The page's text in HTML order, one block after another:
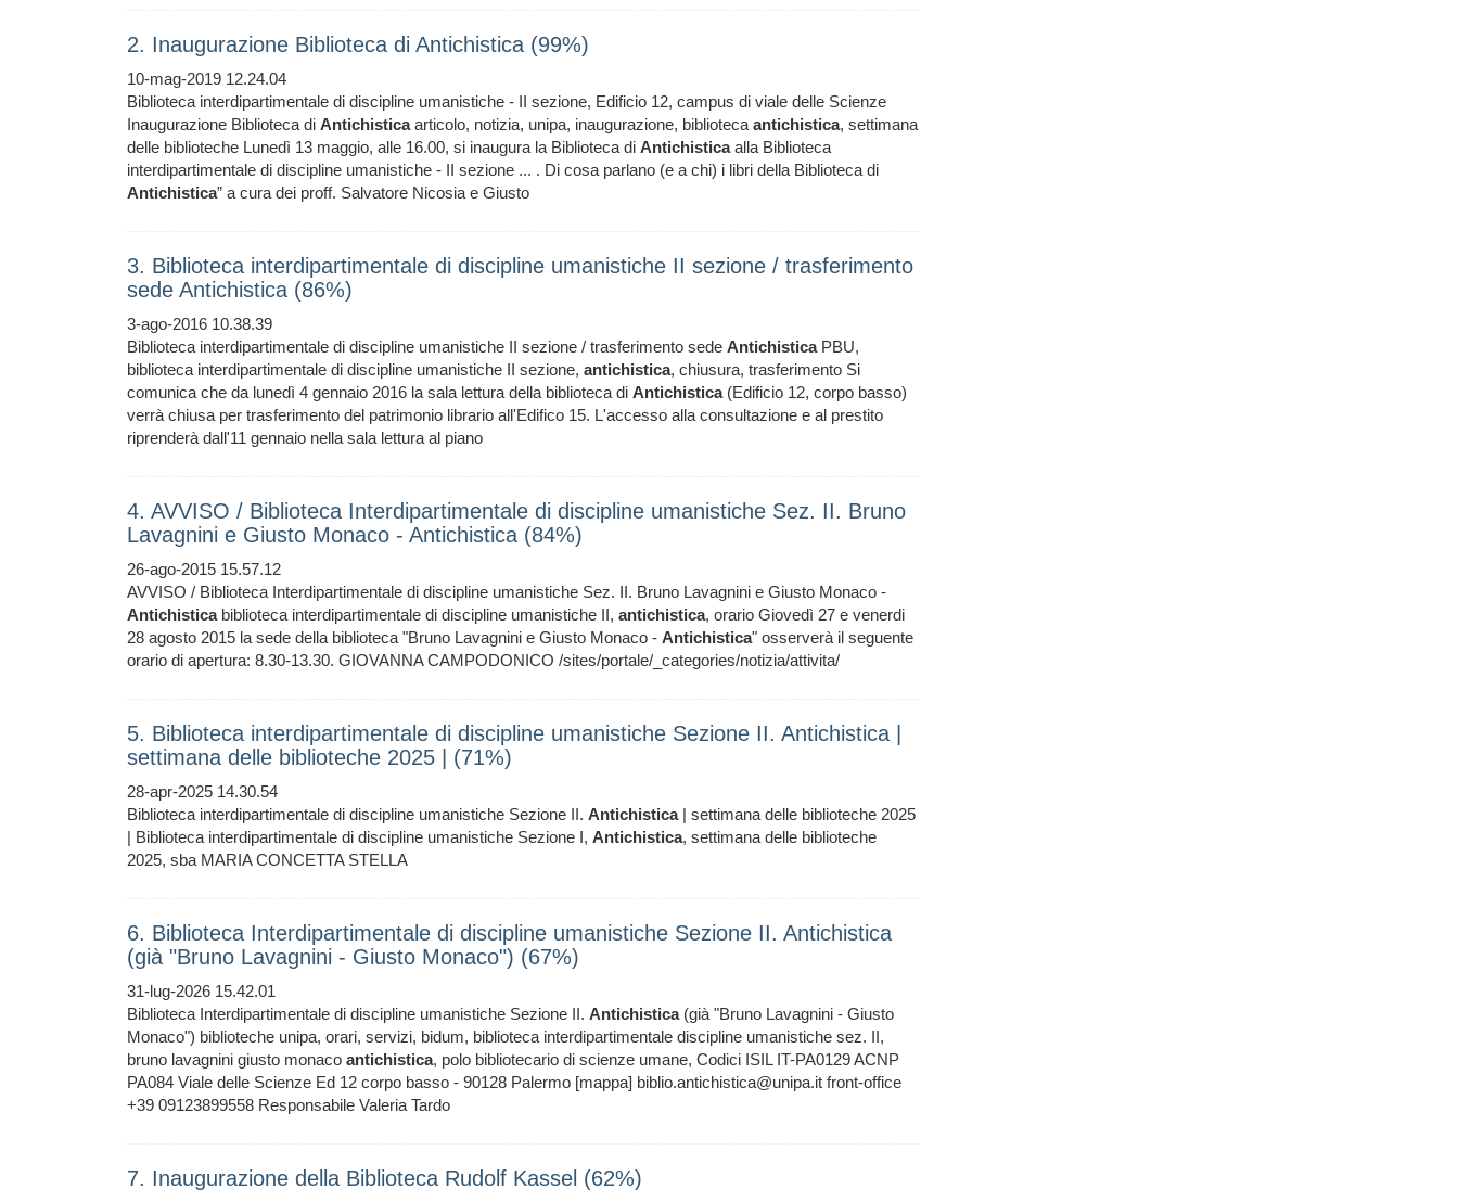
2. Inaugurazione Biblioteca di Antichistica (99%)
10-mag-2019 12.24.04
Biblioteca interdipartimentale di discipline umanistiche - II sezione, Edificio 12, campus di viale delle Scienze
Inaugurazione Biblioteca di Antichisticaarticolo, notizia, unipa, inaugurazione, biblioteca antichistica, settimana
delle biblioteche Lunedì 13 maggio, alle 16.00, si inaugura la Biblioteca di Antichisticaalla Biblioteca
interdipartimentale di discipline umanistiche - II sezione ... . Di cosa parlano (e a chi) i libri della Biblioteca di
Antichistica” a cura dei proff. Salvatore Nicosia e Giusto
3. Biblioteca interdipartimentale di discipline umanistiche II sezione / trasferimento
sede Antichistica (86%)
3-ago-2016 10.38.39
Biblioteca interdipartimentale di discipline umanistiche II sezione / trasferimento sede AntichisticaPBU,
biblioteca interdipartimentale di discipline umanistiche II sezione, antichistica, chiusura, trasferimento Si
comunica che da lunedì 4 gennaio 2016 la sala lettura della biblioteca di Antichistica(Edificio 12, corpo basso)
verrà chiusa per trasferimento del patrimonio librario all'Edifico 15. L'accesso alla consultazione e al prestito
riprenderà dall'11 gennaio nella sala lettura al piano
4. AVVISO / Biblioteca Interdipartimentale di discipline umanistiche Sez. II. Bruno
Lavagnini e Giusto Monaco - Antichistica (84%)
26-ago-2015 15.57.12
AVVISO / Biblioteca Interdipartimentale di discipline umanistiche Sez. II. Bruno Lavagnini e Giusto Monaco -
Antichisticabiblioteca interdipartimentale di discipline umanistiche II, antichistica, orario Giovedì 27 e venerdi
28 agosto 2015 la sede della biblioteca "Bruno Lavagnini e Giusto Monaco - Antichistica" osserverà il seguente
orario di apertura: 8.30-13.30. GIOVANNA CAMPODONICO /sites/portale/_categories/notizia/attivita/
5. Biblioteca interdipartimentale di discipline umanistiche Sezione II. Antichistica |
settimana delle biblioteche 2025 | (71%)
28-apr-2025 14.30.54
Biblioteca interdipartimentale di discipline umanistiche Sezione II. Antichistica| settimana delle biblioteche 2025
| Biblioteca interdipartimentale di discipline umanistiche Sezione I, Antichistica, settimana delle biblioteche
2025, sba MARIA CONCETTA STELLA
6. Biblioteca Interdipartimentale di discipline umanistiche Sezione II. Antichistica
(già "Bruno Lavagnini - Giusto Monaco") (67%)
31-lug-2026 15.42.01
Biblioteca Interdipartimentale di discipline umanistiche Sezione II. Antichistica(già "Bruno Lavagnini - Giusto
Monaco") biblioteche unipa, orari, servizi, bidum, biblioteca interdipartimentale discipline umanistiche sez. II,
bruno lavagnini giusto monaco antichistica, polo bibliotecario di scienze umane, Codici ISIL IT-PA0129 ACNP
PA084 Viale delle Scienze Ed 12 corpo basso - 90128 Palermo [mappa] biblio.antichistica@unipa.it front-office
+39 09123899558 Responsabile Valeria Tardo
7. Inaugurazione della Biblioteca Rudolf Kassel (62%)